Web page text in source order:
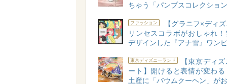
ちゃう「パンプスコレクショ
ファッション
【グラニフ×ディ
リンセスコラボがおしゃれ
デザインした『アナ雪』ワン
東京ディズニーランド
【東京ディ
ート】開けると表情が変わ
土産に「バウムクーヘン」が